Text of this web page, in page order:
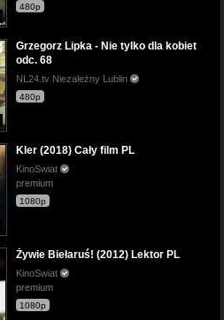
480p
Grzegorz Lipka - Nie tylko dla kobiet
odc. 68
NL24.tv Niezależny Lublin
480p
Kler (2018) Cały film PL
KinoSwiat
premium
1080p
Żywie Biełaruś! (2012) Lektor PL
KinoSwiat
premium
1080p